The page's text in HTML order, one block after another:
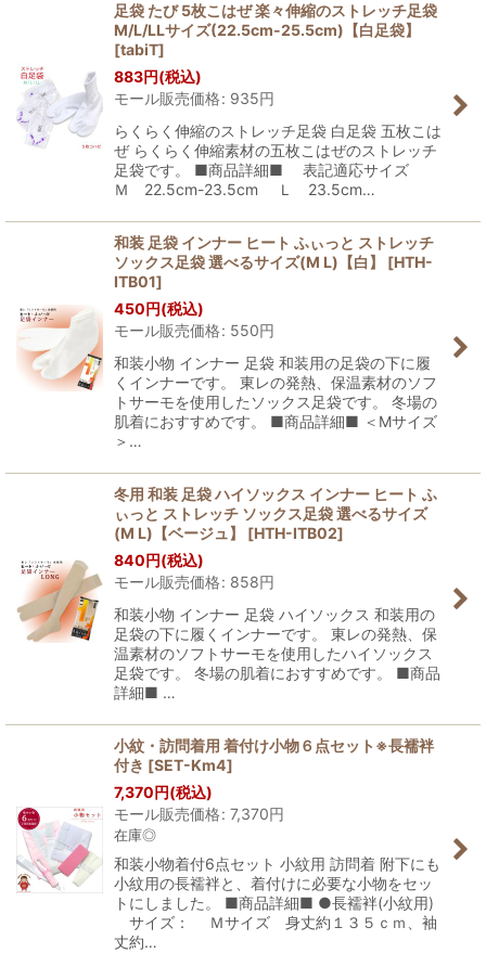
足袋 たび 5枚こはぜ 楽々伸縮のストレッチ足袋
M/L/LLサイズ(22.5cm-25.5cm)【白足袋】
[tabiT]
883円(税込)
モール販売価格: 935円
らくらく伸縮のストレッチ足袋 白足袋 五枚こは
ぜ らくらく伸縮素材の五枚こはぜのストレッチ
足袋です。 ■商品詳細■ 表記適応サイズ
Ｍ 22.5cm-23.5cm Ｌ 23.5cm…
和装 足袋 インナー ヒート ふぃっと ストレッチ
ソックス足袋 選べるサイズ(M L)【白】
[HTH-
ITB01]
450円(税込)
モール販売価格: 550円
和装小物 インナー 足袋 和装用の足袋の下に履
くインナーです。 東レの発熱、保温素材のソフ
トサーモを使用したソックス足袋です。 冬場の
肌着におすすめです。 ■商品詳細■ ＜Mサイズ
＞…
冬用 和装 足袋 ハイソックス インナー ヒート ふ
ぃっと ストレッチ ソックス足袋 選べるサイズ
(M L)【ベージュ】
[HTH-ITB02]
840円(税込)
モール販売価格: 858円
和装小物 インナー 足袋 ハイソックス 和装用の
足袋の下に履くインナーです。 東レの発熱、保
温素材のソフトサーモを使用したハイソックス
足袋です。 冬場の肌着におすすめです。 ■商品
詳細■ …
小紋・訪問着用 着付け小物６点セット※長襦袢
付き [SET-Km4]
7,370円(税込)
モール販売価格: 7,370円
在庫◎
和装小物着付6点セット 小紋用 訪問着 附下にも
小紋用の長襦袢と、着付けに必要な小物をセッ
トにしました。 ■商品詳細■ ●長襦袢(小紋用)
サイズ： Ｍサイズ 身丈約１３５ｃｍ、袖
丈約…